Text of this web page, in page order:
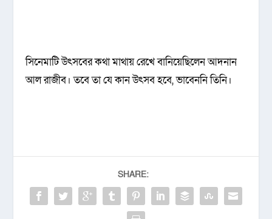
সিনেমাটি উৎসবের কথা মাথায় রেখে বানিয়েছিলেন আদনান
আল রাজীব। তবে তা যে কান উৎসব হবে, ভাবেননি তিনি।
SHARE: